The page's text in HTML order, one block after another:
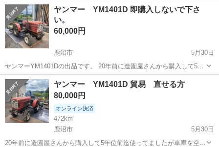
栃木 鹿沼市
ヤンマー YM1401D 即購入しないで下さ
い。
60,000円
鹿沼市
5月30日
ヤンマーYM1401Dの出品です。 20年前に造園屋さんから購入して5年
位前迄使っていましたが使わなくなり車庫に入れてありました。 出品
にあたりエンジンかけようとしましたがセルは勢いよく回りますがか
かりそうでかかりません。 ...
栃木 鹿沼市
ヤンマー YM1401D 貿易 直せる方
80,000円
オンライン決済
472km
鹿沼市
5月30日
20年前に造園屋さんから購入して5年位前迄使ってましたが車庫を空け